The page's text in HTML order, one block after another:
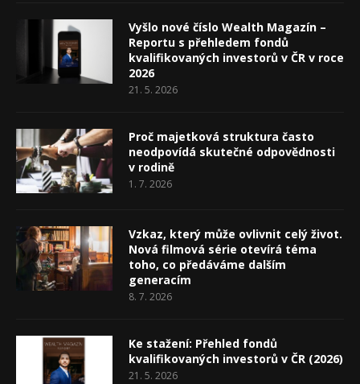
Vyšlo nové číslo Wealth Magazín –
Reportu s přehledem fondů
kvalifikovaných investorů v ČR v roce
2026
21. 5. 2026
Proč majetková struktura často
neodpovídá skutečné odpovědnosti
v rodině
1. 7. 2026
Vzkaz, který může ovlivnit celý život.
Nová filmová série otevírá téma
toho, co předáváme dalším
generacím
8. 7. 2026
Ke stažení: Přehled fondů
kvalifikovaných investorů v ČR (2026)
21. 5. 2026